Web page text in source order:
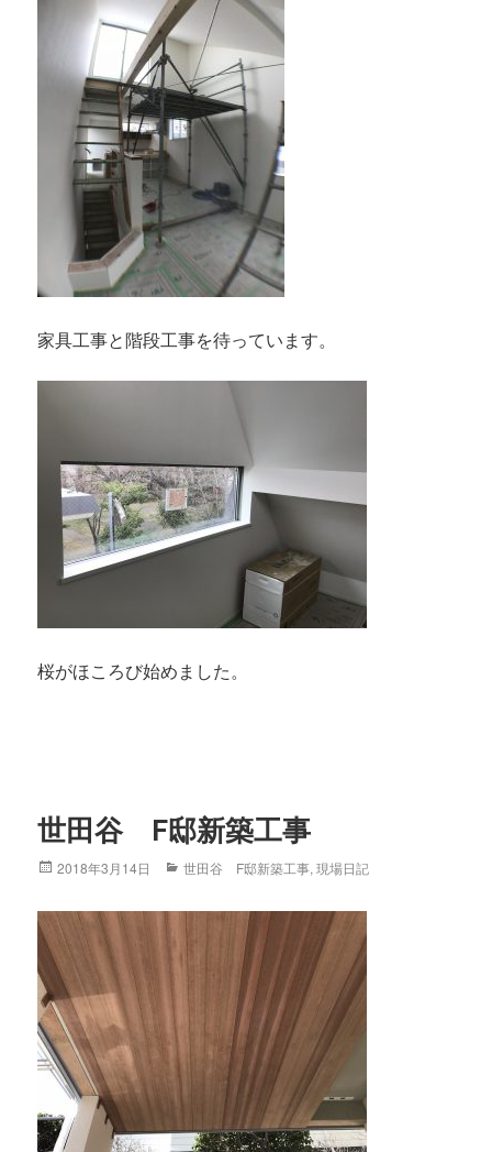
家具工事と階段工事を待っています。
桜がほころび始めました。
世田谷 F邸新築工事
Posted
2018年3月14日 Categories
世田谷 F邸新築工事,現場日記